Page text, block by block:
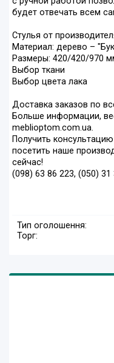
будет отвечать всем
Стулья от
Материал: дерево –
Размеры: 420/420/970
Выбор ткани
Выбор цвета лака
Доставка заказов по
Больше информации,
meblioptom.com.ua.
Получить
посетить наше
сейчас!
(098) 63 86 223, (050) 31
Тип оголошення:
Торг: